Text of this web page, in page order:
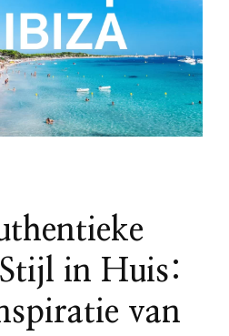
in Huis:
van